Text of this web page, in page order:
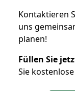
Kontaktieren
uns
planen!
Füllen Sie
Sie